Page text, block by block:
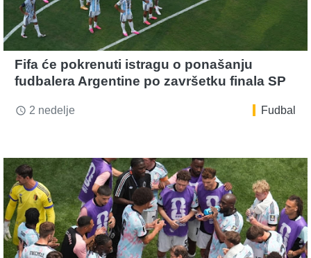
Fifa će pokrenuti istragu o ponašanju
fudbalera Argentine po završetku finala SP
access_time 2 nedelje Fudbal